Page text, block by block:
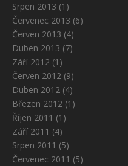
Srpen 2013 (1)
Červenec 2013 (6)
Červen 2013 (4)
Duben 2013 (7)
Září 2012 (1)
Červen 2012 (9)
Duben 2012 (4)
Březen 2012 (1)
Říjen 2011 (1)
Září 2011 (4)
Srpen 2011 (5)
Červenec 2011 (5)